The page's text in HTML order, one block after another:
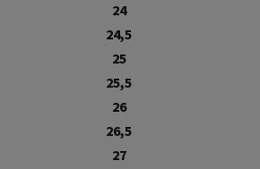
24
24,5
25
25,5
26
26,5
27